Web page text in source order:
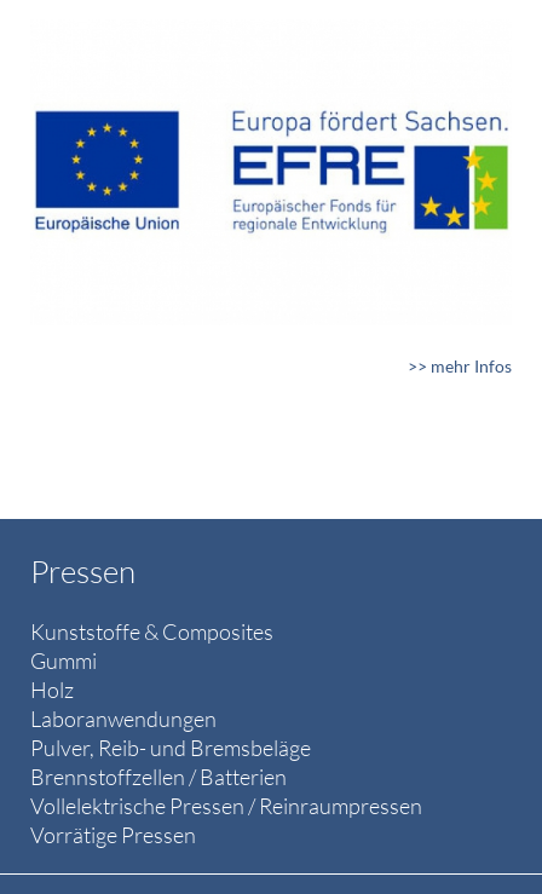
>> mehr Infos
Pressen
Kunststoffe & Composites
Gummi
Holz
Laboranwendungen
Pulver, Reib- und Bremsbeläge
Brennstoffzellen / Batterien
Vollelektrische Pressen / Reinraumpressen
Vorrätige Pressen